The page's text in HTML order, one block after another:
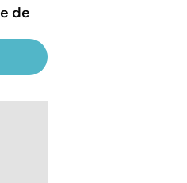
de